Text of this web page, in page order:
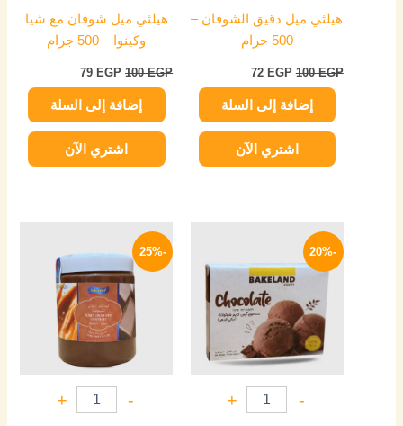
هيلثي ميل دقيق الشوفان –
500 جرام
100EGP
72 EGP
إضافة إلى السلة
اشتري الآن
هيلثي ميل شوفان مع شيا
وكينوا – 500 جرام
100EGP
79 EGP
إضافة إلى السلة
اشتري الآن
-20%
-
+
25 EGP.
20 EGP.
-25%
-
+
هو:
320 EGP.
هو:
239 EGP.